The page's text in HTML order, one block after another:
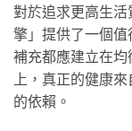
對於追求更高生活
擎」提供了一個
補充都應建立在均
上，真正的健康
的依賴。